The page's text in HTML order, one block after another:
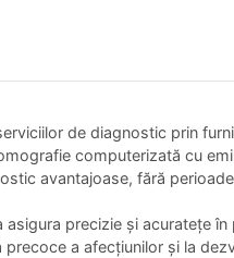
de diagnostic prin
computerizată cu
avantajoase, fără
precizie și acuratețe în
a afecțiunilor și la